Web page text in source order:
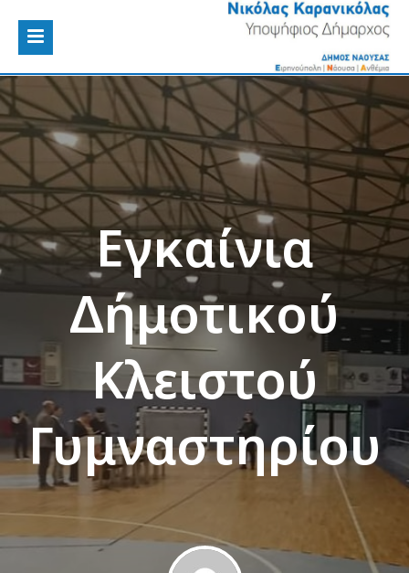
Εγκαίνια
Δήμοτικού
Κλειστού
Γυμναστηρίου